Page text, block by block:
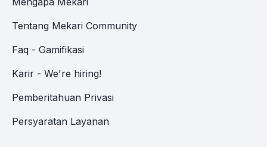
Tentang Mekari Community
Faq - Gamifikasi
Karir - We're hiring!
Pemberitahuan Privasi
Persyaratan Layanan